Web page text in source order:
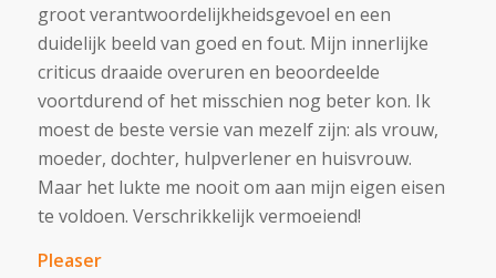
groot verantwoordelijkheidsgevoel en een
duidelijk beeld van goed en fout. Mijn innerlijke
criticus draaide overuren en beoordeelde
voortdurend of het misschien nog beter kon. Ik
moest de beste versie van mezelf zijn: als vrouw,
moeder, dochter, hulpverlener en huisvrouw.
Maar het lukte me nooit om aan mijn eigen eisen
te voldoen. Verschrikkelijk vermoeiend!
Pleaser